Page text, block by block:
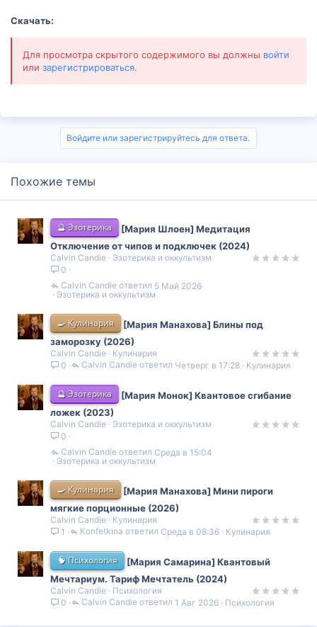
Скачать:
Для просмотра скрытого содержимого вы должны войти
или зарегистрироваться.
Войдите или зарегистрируйтесь для ответа.
Похожие темы
🔮 Эзотерика
[Мария Шлоен] Медитация
Отключение от чипов и подключек (2024)
Calvin Candie
Эзотерика и оккультизм
0
Эзотерика и оккультизм
5 Май 2026
Calvin Candie
🍳 Кулинария
[Мария Манахова] Блины под
заморозку (2026)
Calvin Candie
Кулинария
0
Кулинария
Четверг в 17:28
Calvin Candie
🔮 Эзотерика
[Мария Монок] Квантовое сгибание
ложек (2023)
Calvin Candie
Эзотерика и оккультизм
0
Эзотерика и оккультизм
Среда в 15:04
Calvin Candie
🍳 Кулинария
[Мария Манахова] Мини пироги
мягкие порционные (2026)
Calvin Candie
Кулинария
1
Кулинария
Среда в 08:36
Konfetkina
🧠 Психология
[Мария Самарина] Квантовый
Мечтариум. Тариф Мечтатель (2024)
Calvin Candie
Психология
0
Психология
1 Авг 2026
Calvin Candie